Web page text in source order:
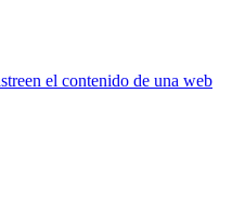
el contenido de una web